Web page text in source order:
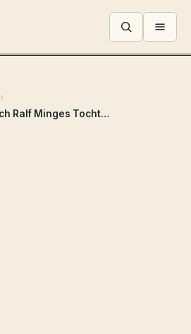
Menü
›
Ist Janina Minge wirklich Ralf Minges Tochter? Die Wahrheit hinter den Gerüchten